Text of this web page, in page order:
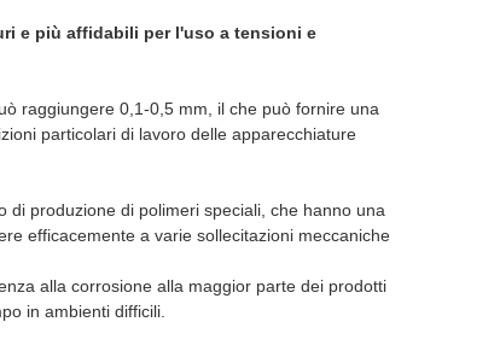
e più affidabili per l'uso a tensioni e
raggiungere 0,1-0,5 mm, il che può fornire una
particolari di lavoro delle apparecchiature
di produzione di polimeri speciali, che hanno una
efficacemente a varie sollecitazioni meccaniche
alla corrosione alla maggior parte dei prodotti
in ambienti difficili.